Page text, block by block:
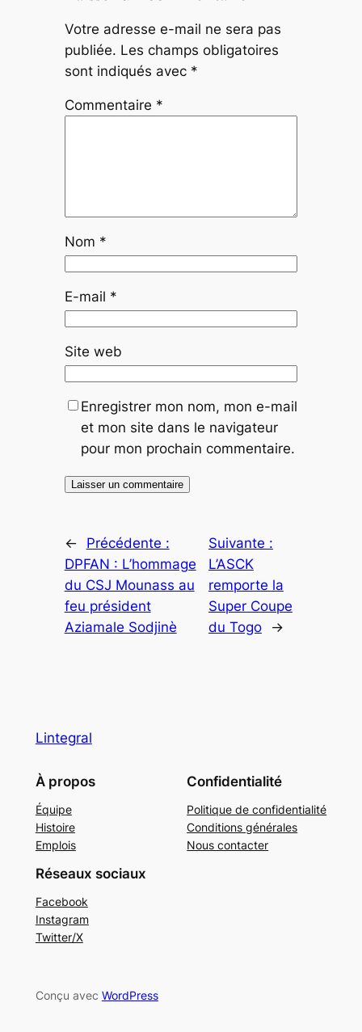
Votre adresse e-mail ne sera pas
publiée. Les champs obligatoires
sont indiqués avec *
Commentaire *
Nom *
E-mail *
Site web
Enregistrer mon nom, mon e-mail
et mon site dans le navigateur
pour mon prochain commentaire.
←
Précédente :
DPFAN : L’hommage
du CSJ Mounass au
feu président
Aziamale Sodjinè
Suivante :
L’ASCK
remporte la
Super Coupe
du Togo
→
Lintegral
À propos
Équipe
Histoire
Emplois
Confidentialité
Politique de confidentialité
Conditions générales
Nous contacter
Réseaux sociaux
Facebook
Instagram
Twitter/X
Conçu avec WordPress